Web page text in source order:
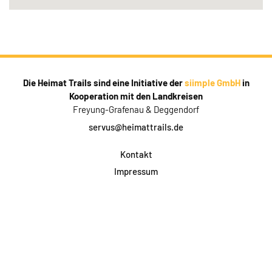
Die Heimat Trails sind eine Initiative dersiimple GmbHin
Kooperation mit den Landkreisen
Freyung-Grafenau & Deggendorf
servus@heimattrails.de
Kontakt
Impressum